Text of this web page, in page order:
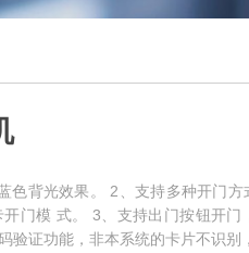
色背光效果。 2、支持多种开门方
门模 式。 3、支持出门按钮开门
验证功能，非本系统的卡片不识别